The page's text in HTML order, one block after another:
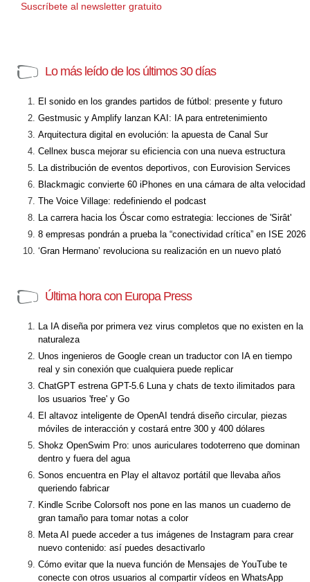
Suscríbete al newsletter gratuito
Lo más leído de los últimos 30 días
El sonido en los grandes partidos de fútbol: presente y futuro
Gestmusic y Amplify lanzan KAI: IA para entretenimiento
Arquitectura digital en evolución: la apuesta de Canal Sur
Cellnex busca mejorar su eficiencia con una nueva estructura
La distribución de eventos deportivos, con Eurovision Services
Blackmagic convierte 60 iPhones en una cámara de alta velocidad
The Voice Village: redefiniendo el podcast
La carrera hacia los Óscar como estrategia: lecciones de 'Sirât'
8 empresas pondrán a prueba la “conectividad crítica” en ISE 2026
‘Gran Hermano’ revoluciona su realización en un nuevo plató
Última hora con Europa Press
La IA diseña por primera vez virus completos que no existen en la
naturaleza
Unos ingenieros de Google crean un traductor con IA en tiempo
real y sin conexión que cualquiera puede replicar
ChatGPT estrena GPT-5.6 Luna y chats de texto ilimitados para
los usuarios 'free' y Go
El altavoz inteligente de OpenAI tendrá diseño circular, piezas
móviles de interacción y costará entre 300 y 400 dólares
Shokz OpenSwim Pro: unos auriculares todoterreno que dominan
dentro y fuera del agua
Sonos encuentra en Play el altavoz portátil que llevaba años
queriendo fabricar
Kindle Scribe Colorsoft nos pone en las manos un cuaderno de
gran tamaño para tomar notas a color
Meta AI puede acceder a tus imágenes de Instagram para crear
nuevo contenido: así puedes desactivarlo
Cómo evitar que la nueva función de Mensajes de YouTube te
conecte con otros usuarios al compartir vídeos en WhatsApp